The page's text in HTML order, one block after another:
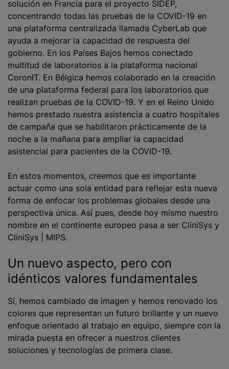
solución en Francia para el proyecto SIDEP,
concentrando todas las pruebas de la COVID-19 en
una plataforma centralizada llamada CyberLab que
ayuda a mejorar la capacidad de respuesta del
gobierno. En los Países Bajos hemos conectado
multitud de laboratorios a la plataforma nacional
CoronIT. En Bélgica hemos colaborado en la creación
de una plataforma federal para los laboratorios que
realizan pruebas de la COVID-19. Y en el Reino Unido
hemos prestado nuestra asistencia a cuatro hospitales
de campaña que se habilitaron prácticamente de la
noche a la mañana para ampliar la capacidad
asistencial para pacientes de la COVID-19.
En estos momentos, creemos que es importante
actuar como una sola entidad para reflejar esta nueva
forma de enfocar los problemas globales desde una
perspectiva única. Así pues, desde hoy mismo nuestro
nombre en el continente europeo pasa a ser CliniSys y
CliniSys | MIPS.
Un nuevo aspecto, pero con
idénticos valores fundamentales
Sí, hemos cambiado de imagen y hemos renovado los
colores que representan un futuro brillante y un nuevo
enfoque orientado al trabajo en equipo, siempre con la
mirada puesta en ofrecer a nuestros clientes
soluciones y tecnologías de primera clase.